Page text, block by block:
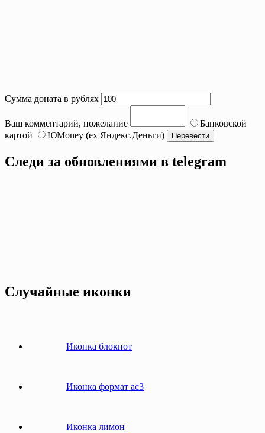
Сумма доната в рублях
Ваш комментарий, пожелание
Банковской
картой
ЮMoney (ex Яндекс.Деньги)
Следи за обновлениями в telegram
Случайные иконки
Иконка блокнот
Иконка формат ac3
Иконка лимон